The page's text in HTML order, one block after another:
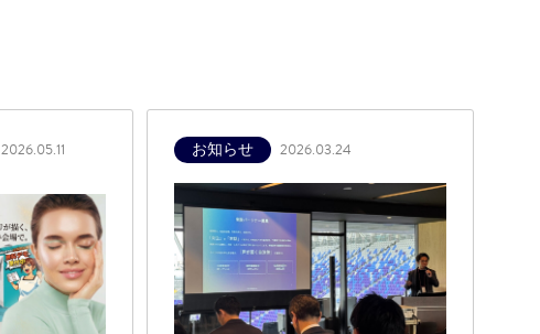
2026.05.11 お知らせ 2026.03.24